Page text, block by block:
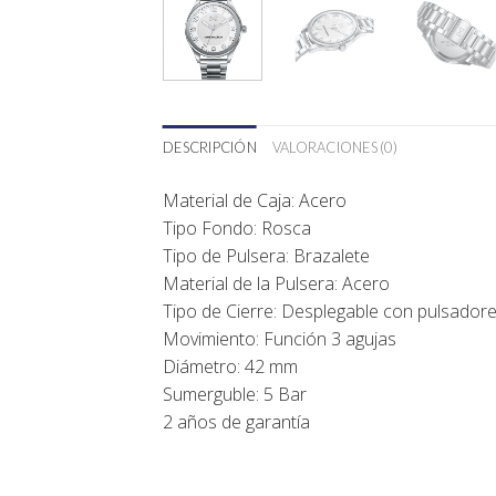
DESCRIPCIÓN VALORACIONES (0)
Material de Caja: Acero
Tipo Fondo: Rosca
Tipo de Pulsera: Brazalete
Material de la Pulsera: Acero
Tipo de Cierre: Desplegable con
Movimiento: Función 3 agujas
Diámetro: 42 mm
Sumerguble: 5 Bar
2 años de garantía